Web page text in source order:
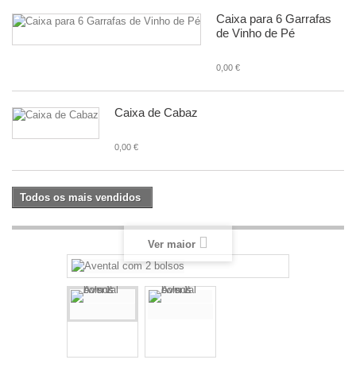
Caixa para 6 Garrafas
de Vinho de Pé
0,00 €
Caixa de Cabaz
0,00 €
Todos os mais vendidos
Ver maior